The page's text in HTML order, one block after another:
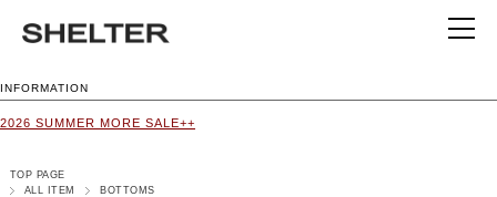
INFORMATION
2026 SUMMER MORE SALE++
TOP PAGE
ALL ITEM
BOTTOMS